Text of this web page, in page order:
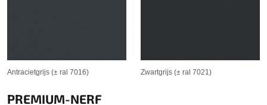
Antracietgrijs (± ral 7016) Zwartgrijs (± ral 7021)
PREMIUM-NERF